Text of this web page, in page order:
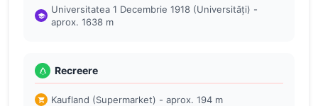
Universitatea 1 Decembrie 1918 (Universități) -
aprox. 1638 m
Recreere
Kaufland (Supermarket) - aprox. 194 m